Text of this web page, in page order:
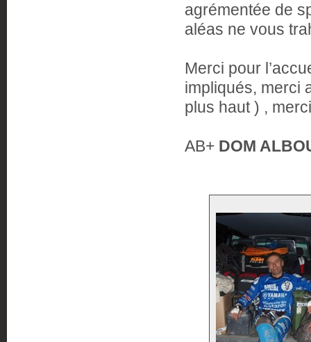
agrémentée de
aléas ne vous
Merci pour
impliqués, merci
plus haut ) ,
AB+ DOM